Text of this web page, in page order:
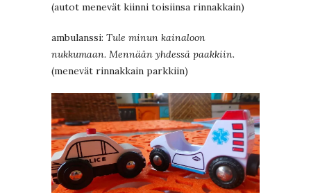
(autot menevät kiinni toisiinsa rinnakkain)
ambulanssi: Tule minun kainaloon
nukkumaan. Mennään yhdessä paakkiin.
(menevät rinnakkain parkkiin)